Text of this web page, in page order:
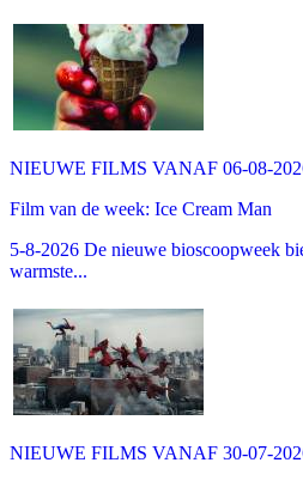
NIEUWE FILMS VANAF 06-08-
Film van de week: Ice Cream Man
5-8-2026 De nieuwe bioscoopweek
warmste...
NIEUWE FILMS VANAF 30-07-